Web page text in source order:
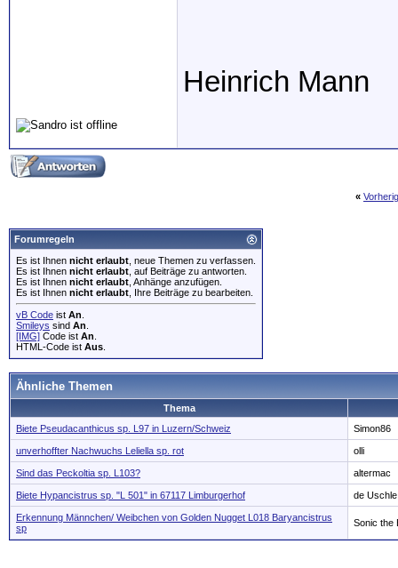
Heinrich Mann
«
Forumregeln
Es ist Ihnen nicht erlaubt , neue Themen zu verfassen.
Es ist Ihnen nicht erlaubt , auf Beiträge zu antworten.
Es ist Ihnen nicht erlaubt , Anhänge anzufügen.
Es ist Ihnen nicht erlaubt , Ihre Beiträge zu bearbeiten.
vB Code ist An
Smileys sind An
[IMG] Code ist An
HTML-Code ist Aus
Ähnliche Themen
Thema
Biete Pseudacanthicus sp. L97 in Luzern/Schweiz
Simon86
unverhoffter Nachwuchs Leliella sp. rot olli
Sind das Peckoltia sp. L103? altermac
Biete Hypancistrus sp. "L 501" in 67117 Limburgerhof de Uschle
Erkennung Männchen/ Weibchen von Golden Nugget L018 Baryancistrus
sp
Sonic the